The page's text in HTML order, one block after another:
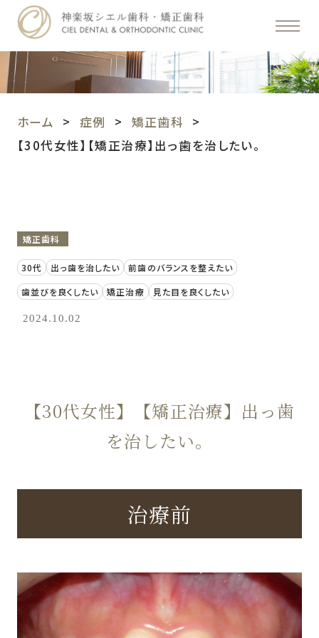
ホーム 症例
矯正歯科
【30代女性】【矯正治療】出っ歯を治したい。
矯正歯科
30代 出っ歯を治したい
前歯のバランスを整えたい
歯並びを良くしたい
矯正治療 見た目を良くしたい
2024.10.02
【30代女性】【矯正治療】出っ歯
を治したい。
治療前